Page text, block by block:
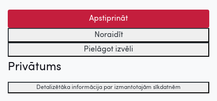
Apstiprināt
Noraidīt
Pielāgot izvēli
Privātums
Detalizētāka informācija par izmantotajām sīkdatnēm